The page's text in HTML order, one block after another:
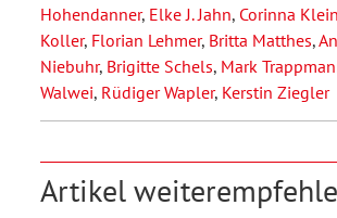
Hohendanner, Elke J. Jahn, Corinna
Koller, Florian Lehmer, Britta Matthes,
Niebuhr, Brigitte Schels, Mark
Walwei, Rüdiger Wapler, Kerstin Ziegler
Artikel